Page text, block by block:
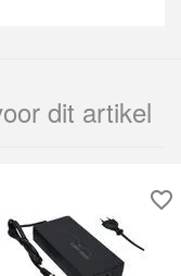
dit artikel